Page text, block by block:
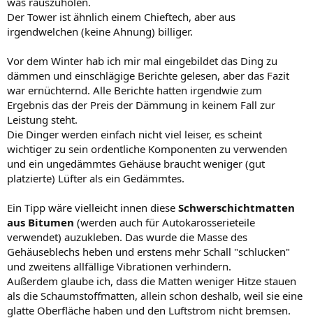
Der Tower ist ähnlich einem Chieftech, aber aus
irgendwelchen (keine Ahnung) billiger.
Vor dem Winter hab ich mir mal eingebildet das Ding zu
dämmen und einschlägige Berichte gelesen, aber das Fazit
war ernüchternd. Alle Berichte hatten irgendwie zum
Ergebnis das der Preis der Dämmung in keinem Fall zur
Leistung steht.
Die Dinger werden einfach nicht viel leiser, es scheint
wichtiger zu sein ordentliche Komponenten zu verwenden
und ein ungedämmtes Gehäuse braucht weniger (gut
platzierte) Lüfter als ein Gedämmtes.
Ein Tipp wäre vielleicht innen diese Schwerschichtmatten
aus Bitumen (werden auch für Autokarosserieteile
verwendet) auzukleben. Das wurde die Masse des
Gehäuseblechs heben und erstens mehr Schall "schlucken"
und zweitens allfällige Vibrationen verhindern.
Außerdem glaube ich, dass die Matten weniger Hitze stauen
als die Schaumstoffmatten, allein schon deshalb, weil sie eine
glatte Oberfläche haben und den Luftstrom nicht bremsen.